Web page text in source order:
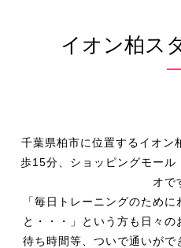
イオン柏ス
千葉県柏市に位置するイオン
歩15分、ショッピングモー
オで
「毎日トレーニングのため
と・・・」という方も日々
待ち時間等、ついで通いが